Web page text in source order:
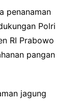
penanaman
Polri
RI Prabowo
pangan
jagung